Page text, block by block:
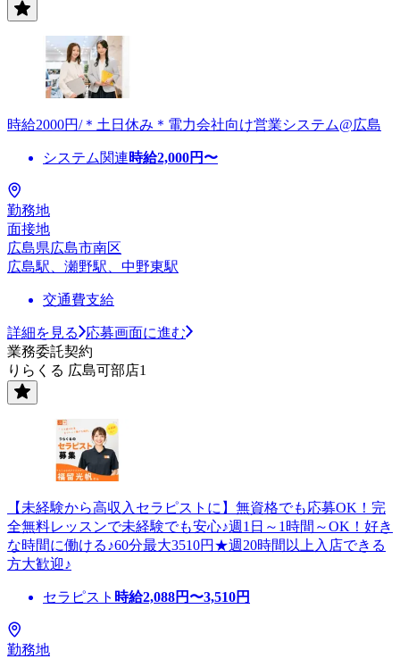
時給2000円/＊土日休み＊電力会社向け営業システム@広島
システム関連時給2,000円〜
勤務地
面接地
広島県広島市南区
広島駅、瀬野駅、中野東駅
交通費支給
詳細を見る
応募画面に進む
業務委託契約
りらくる 広島可部店1
【未経験から高収入セラピストに】無資格でも応募OK！完
全無料レッスンで未経験でも安心♪週1日～1時間～OK！好き
な時間に働ける♪60分最大3510円★週20時間以上入店できる
方大歓迎♪
セラピスト 時給2,088円〜3,510円
勤務地